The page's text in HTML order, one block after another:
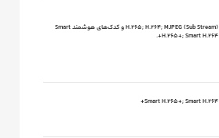
H.265; H.264; MJPEG (Sub Stream) و کدک‌های هوشمند Smart
H.265+; Smart H.264+.
Smart H.265+; Smart H.264+